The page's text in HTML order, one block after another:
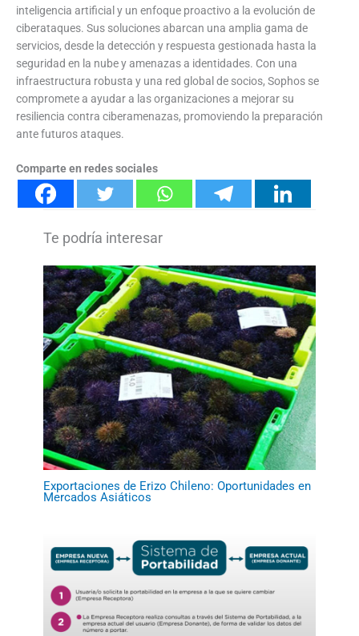
inteligencia artificial y un enfoque proactivo a la evolución de
ciberataques. Sus soluciones abarcan una amplia gama de
servicios, desde la detección y respuesta gestionada hasta la
seguridad en la nube y amenazas a identidades. Con una
infraestructura robusta y una red global de socios, Sophos se
compromete a ayudar a las organizaciones a mejorar su
resiliencia contra ciberamenazas, promoviendo la preparación
ante futuros ataques.
Comparte en redes sociales
Exportaciones de Erizo Chileno: Oportunidades en
Mercados Asiáticos